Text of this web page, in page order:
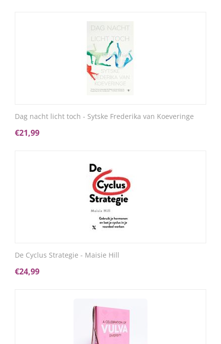
Dag nacht licht toch - Sytske Frederika van Koeveringe
€21,99
De Cyclus Strategie - Maisie Hill
€24,99